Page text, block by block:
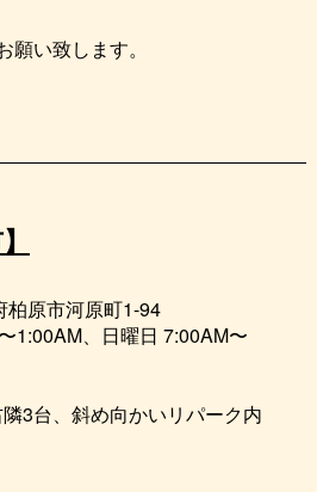
い致します。
原市河原町1-94
1:00AM、日曜日 7:00AM〜
3台、斜め向かいリパーク内